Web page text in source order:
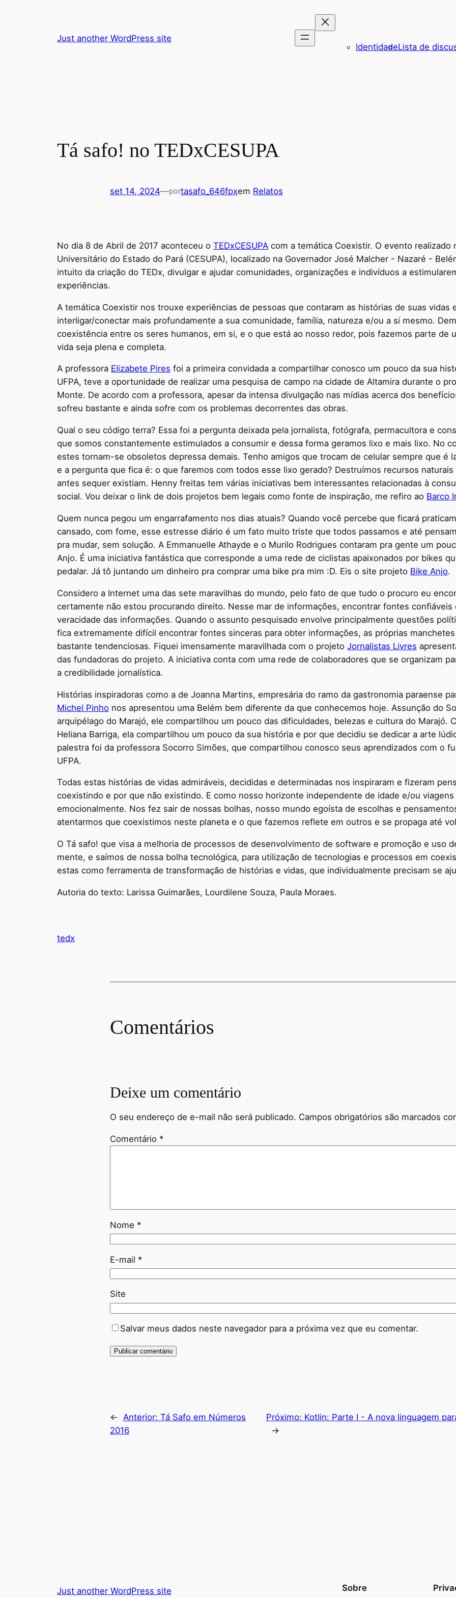
Just another WordPress site
IdentidadeLista de
Tá safo! no TEDxCESUPA
set 14, 2024—portasafo_646fpxem Relatos
No dia 8 de Abril de 2017 aconteceu o TEDxCESUPA com a temática Coexistir. O evento
Universitário do Estado do Pará (CESUPA), localizado na Governador José Malcher - Nazaré -
intuito da criação do TEDx, divulgar e ajudar comunidades, organizações e indivíduos a
experiências.
A temática Coexistir nos trouxe experiências de pessoas que contaram as histórias de suas vidas
interligar/conectar mais profundamente a sua comunidade, família, natureza e/ou a si mesmo.
coexistência entre os seres humanos, em si, e o que está ao nosso redor, pois fazemos parte de
vida seja plena e completa.
A professora Elizabete Pires foi a primeira convidada a compartilhar conosco um pouco da sua
UFPA, teve a oportunidade de realizar uma pesquisa de campo na cidade de Altamira durante o
Monte. De acordo com a professora, apesar da intensa divulgação nas mídias acerca dos
sofreu bastante e ainda sofre com os problemas decorrentes das obras.
Qual o seu código terra? Essa foi a pergunta deixada pela jornalista, fotógrafa, permacultora e
que somos constantemente estimulados a consumir e dessa forma geramos lixo e mais lixo. No
estes tornam-se obsoletos depressa demais. Tenho amigos que trocam de celular sempre que é
e a pergunta que fica é: o que faremos com todos esse lixo gerado? Destruímos recursos
antes sequer existiam. Henny freitas tem várias iniciativas bem interessantes relacionadas à
social. Vou deixar o link de dois projetos bem legais como fonte de inspiração, me refiro ao Barco
Quem nunca pegou um engarrafamento nos dias atuais? Quando você percebe que ficará
cansado, com fome, esse estresse diário é um fato muito triste que todos passamos e até
pra mudar, sem solução. A Emmanuelle Athayde e o Murilo Rodrigues contaram pra gente um
Anjo. É uma iniciativa fantástica que corresponde a uma rede de ciclistas apaixonados por bikes
pedalar. Já tô juntando um dinheiro pra comprar uma bike pra mim :D. Eis o site projeto Bike Anjo.
Considero a Internet uma das sete maravilhas do mundo, pelo fato de que tudo o procuro eu
certamente não estou procurando direito. Nesse mar de informações, encontrar fontes
veracidade das informações. Quando o assunto pesquisado envolve principalmente questões
fica extremamente difícil encontrar fontes sinceras para obter informações, as próprias
bastante tendenciosas. Fiquei imensamente maravilhada com o projeto Jornalistas Livres
das fundadoras do projeto. A iniciativa conta com uma rede de colaboradores que se organizam
a credibilidade jornalística.
Histórias inspiradoras como a de Joanna Martins, empresária do ramo da gastronomia paraense
Michel Pinho nos apresentou uma Belém bem diferente da que conhecemos hoje. Assunção do
arquipélago do Marajó, ele compartilhou um pouco das dificuldades, belezas e cultura do Marajó.
Heliana Barriga, ela compartilhou um pouco da sua história e por que decidiu se dedicar a arte
palestra foi da professora Socorro Simões, que compartilhou conosco seus aprendizados com o
UFPA.
Todas estas histórias de vidas admiráveis, decididas e determinadas nos inspiraram e fizeram
coexistindo e por que não existindo. E como nosso horizonte independente de idade e/ou
emocionalmente. Nos fez sair de nossas bolhas, nosso mundo egoísta de escolhas e
atentarmos que coexistimos neste planeta e o que fazemos reflete em outros e se propaga até
O Tá safo! que visa a melhoria de processos de desenvolvimento de software e promoção e uso
mente, e saímos de nossa bolha tecnológica, para utilização de tecnologias e processos em
estas como ferramenta de transformação de histórias e vidas, que individualmente precisam se
Autoria do texto: Larissa Guimarães, Lourdilene Souza, Paula Moraes.
tedx
Comentários
Deixe um comentário
O seu endereço de e-mail não será publicado. Campos obrigatórios são marcados
Comentário *
Nome *
E-mail *
Site
Salvar meus dados neste navegador para a próxima vez que eu comentar.
← Anterior: Tá Safo em Números
2016
Próximo: Kotlin: Parte I - A nova linguagem
→
Just another WordPress site Sobre